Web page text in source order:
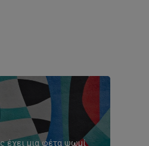
έχει μια φέτα ψωμί